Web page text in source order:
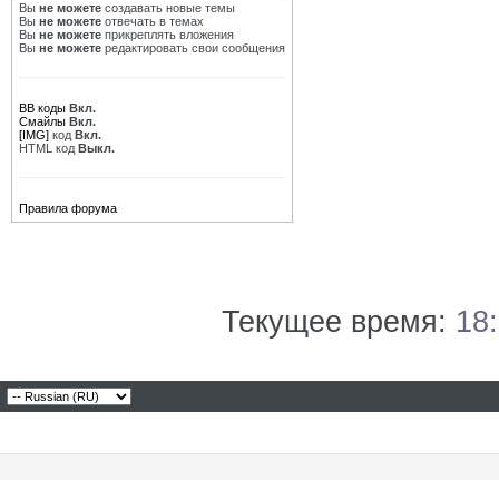
Вы не можете создавать новые темы
Вы не можете отвечать в темах
Вы не можете прикреплять вложения
Вы не можете редактировать свои сообщения
BB коды Вкл.
Смайлы Вкл.
[IMG] код Вкл.
HTML код Выкл.
Правила форума
Текущее время: